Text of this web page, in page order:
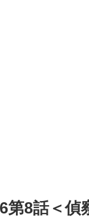
第8話＜偵